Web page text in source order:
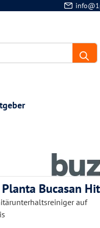
Bucasan
auf